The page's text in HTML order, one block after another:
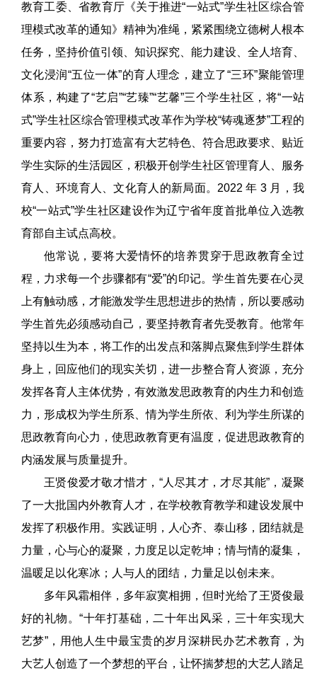
教育工委、省教育厅《关于推进“一站式”学生社区综合管
理模式改革的通知》精神为准绳，紧紧围绕立德树人根本
任务，坚持价值引领、知识探究、能力建设、全人培育、
文化浸润“五位一体”的育人理念，建立了“三环”聚能管理
体系，构建了“艺启”“艺臻”“艺馨”三个学生社区，将“一站
式”学生社区综合管理模式改革作为学校“铸魂逐梦”工程的
重要内容，努力打造富有大艺特色、符合思政要求、贴近
学生实际的生活园区，积极开创学生社区管理育人、服务
育人、环境育人、文化育人的新局面。2022 年 3 月，我
校“一站式”学生社区建设作为辽宁省年度首批单位入选教
育部自主试点高校。
他常说，要将大爱情怀的培养贯穿于思政教育全过
程，力求每一个步骤都有“爱”的印记。学生首先要在心灵
上有触动感，才能激发学生思想进步的热情，所以要感动
学生首先必须感动自己，要坚持教育者先受教育。他常年
坚持以生为本，将工作的出发点和落脚点聚焦到学生群体
身上，回应他们的现实关切，进一步整合育人资源，充分
发挥各育人主体优势，有效激发思政教育的内生力和创造
力，形成权为学生所系、情为学生所依、利为学生所谋的
思政教育向心力，使思政教育更有温度，促进思政教育的
内涵发展与质量提升。
王贤俊爱才敬才惜才，“人尽其才，才尽其能”，凝聚
了一大批国内外教育人才，在学校教育教学和建设发展中
发挥了积极作用。实践证明，人心齐、泰山移，团结就是
力量，心与心的凝聚，力度足以定乾坤；情与情的凝集，
温暖足以化寒冰；人与人的团结，力量足以创未来。
多年风霜相伴，多年寂寞相拥，但时光给了王贤俊最
好的礼物。“十年打基础，二十年出风采，三十年实现大
艺梦”，用他人生中最宝贵的岁月深耕民办艺术教育，为
大艺人创造了一个梦想的平台，让怀揣梦想的大艺人踏足